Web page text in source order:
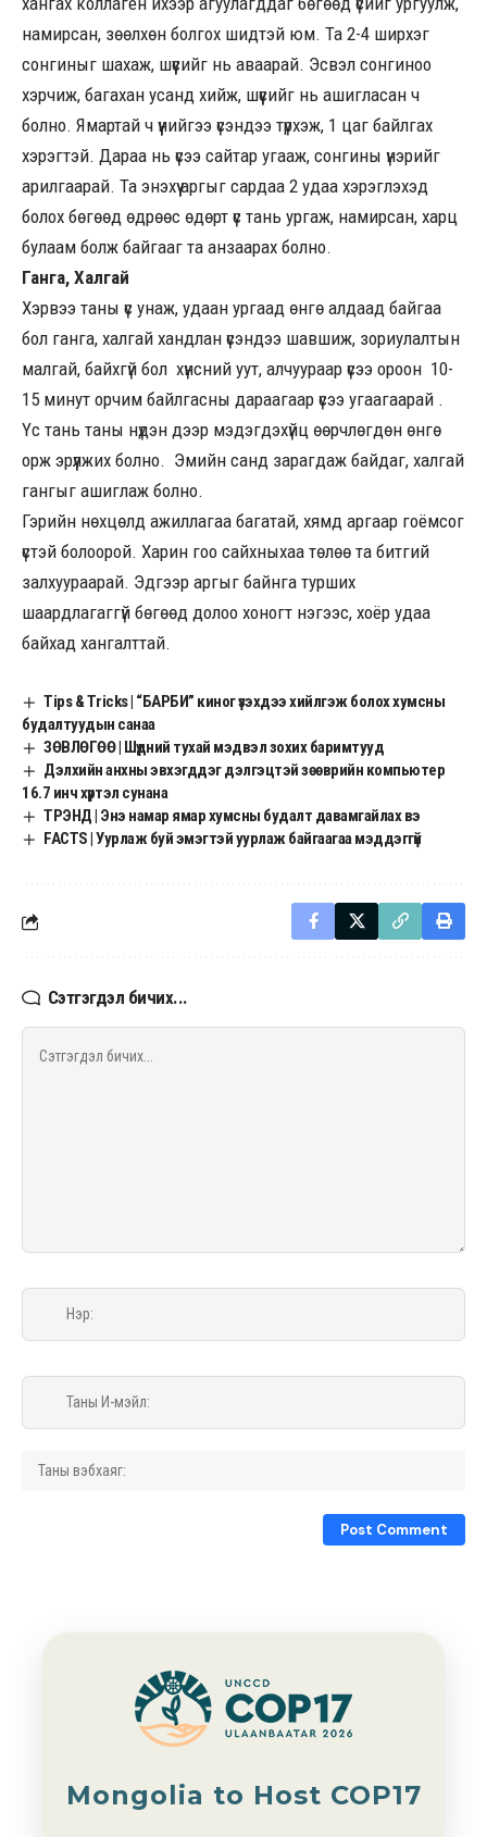
намирсан, зөөлхөн болгох шидтэй юм. Та 2-4 ширхэг
сонгиныг шахаж, шүүсийг нь аваарай. Эсвэл сонгиноо
хэрчиж, багахан усанд хийж, шүүсийг нь ашигласан ч
болно. Ямартай ч үүнийгээ үсэндээ түрхэж, 1 цаг байлгах
хэрэгтэй. Дараа нь үсээ сайтар угааж, сонгины үнэрийг
арилгаарай. Та энэхүү аргыг сардаа 2 удаа хэрэглэхэд
болох бөгөөд өдрөөс өдөрт үс тань ургаж, намирсан, харц
булаам болж байгааг та анзаарах болно.
Ганга, Халгай
Хэрвээ таны үс унаж, удаан ургаад өнгө алдаад байгаа
бол ганга, халгай хандлан үсэндээ шавшиж, зориулалтын
малгай, байхгүй бол хүнсний уут, алчуураар үсээ ороон 10-
15 минут орчим байлгасны дараагаар үсээ угаагаарай .
Үс тань таны нүдэн дээр мэдэгдэхүйц өөрчлөгдөн өнгө
орж эрүүлжих болно. Эмийн санд зарагдаж байдаг, халгай
гангыг ашиглаж болно.
Гэрийн нөхцөлд ажиллагаа багатай, хямд аргаар гоёмсог
үстэй болоорой. Харин гоо сайхныхаа төлөө та битгий
залхуураарай. Эдгээр аргыг байнга турших
шаардлагаггүй бөгөөд долоо хоногт нэгээс, хоёр удаа
байхад хангалттай.
Tips & Tricks | “БАРБИ” киног үзэхдээ хийлгэж болох хумсны
будалтуудын санаа
ЗӨВЛӨГӨӨ | Шүдний тухай мэдвэл зохих баримтууд
Дэлхийн анхны эвхэгддэг дэлгэцтэй зөөврийн компьютер
16.7 инч хүртэл сунана
ТРЭНД | Энэ намар ямар хумсны будалт давамгайлах вэ
FACTS | Уурлаж буй эмэгтэй уурлаж байгаагаа мэддэггүй
Сэтгэгдэл бичих...
Mongolia to Host COP17